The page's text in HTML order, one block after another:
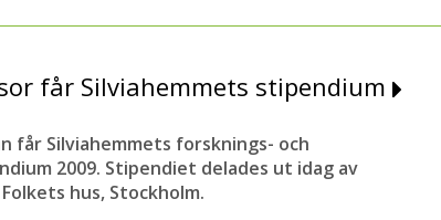
får Silviahemmets stipendium
får Silviahemmets forsknings- och
2009. Stipendiet delades ut idag av
hus, Stockholm.